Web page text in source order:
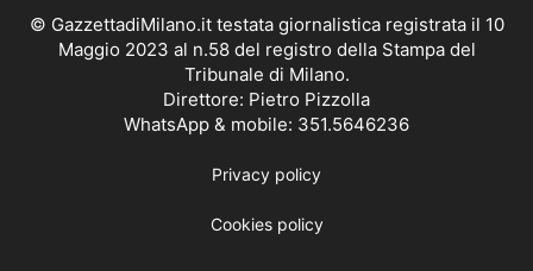
© GazzettadiMilano.it testata giornalistica registrata il 10
Maggio 2023 al n.58 del registro della Stampa del
Tribunale di Milano.
Direttore: Pietro Pizzolla
WhatsApp & mobile: 351.5646236
Privacy policy
Cookies policy